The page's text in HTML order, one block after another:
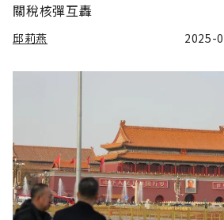
關稅核彈互轟
邱莉燕 2025-